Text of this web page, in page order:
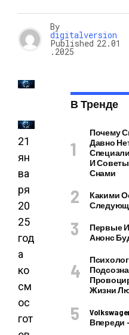
By
digitalversion
Published 22.01
.2025
21
ян
ва
ря
20
25
год
а
ко
см
ос
гот
В Тренде
Почему
Давно
И
Снами
Какими
Первые
Анонс
Жизни
Впереди